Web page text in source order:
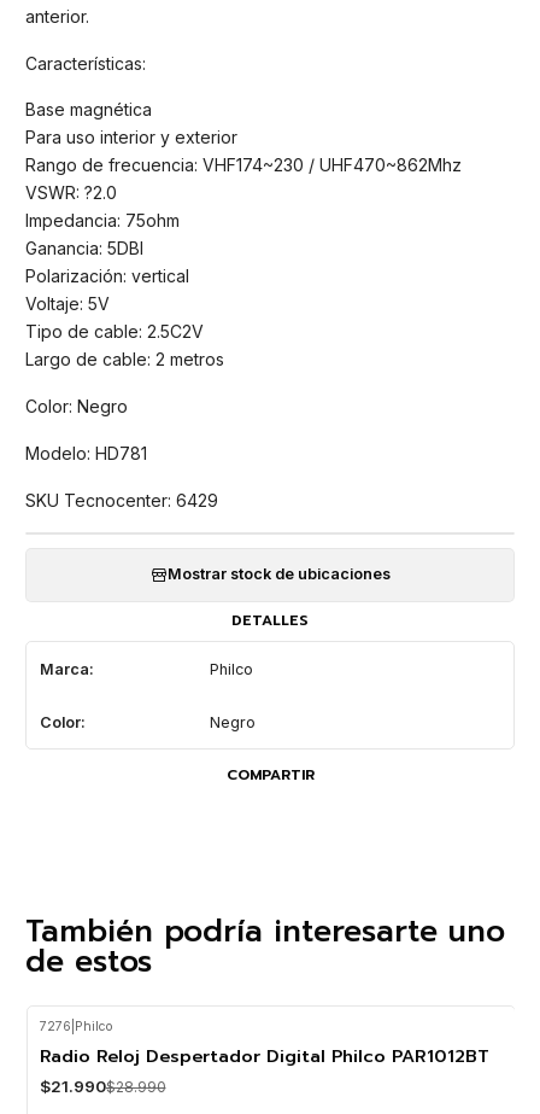
anterior.
Características:
Base magnética
Para uso interior y exterior
Rango de frecuencia: VHF174~230 / UHF470~862Mhz
VSWR: ?2.0
Impedancia: 75ohm
Ganancia: 5DBI
Polarización: vertical
Voltaje: 5V
Tipo de cable: 2.5C2V
Largo de cable: 2 metros
Color: Negro
Modelo: HD781
SKU Tecnocenter: 6429
Mostrar stock de ubicaciones
DETALLES
Marca: Philco
Color: Negro
COMPARTIR
También podría interesarte uno
de estos
7276 Philco
Radio Reloj Despertador Digital Philco PAR1012BT
$21.990$28.990